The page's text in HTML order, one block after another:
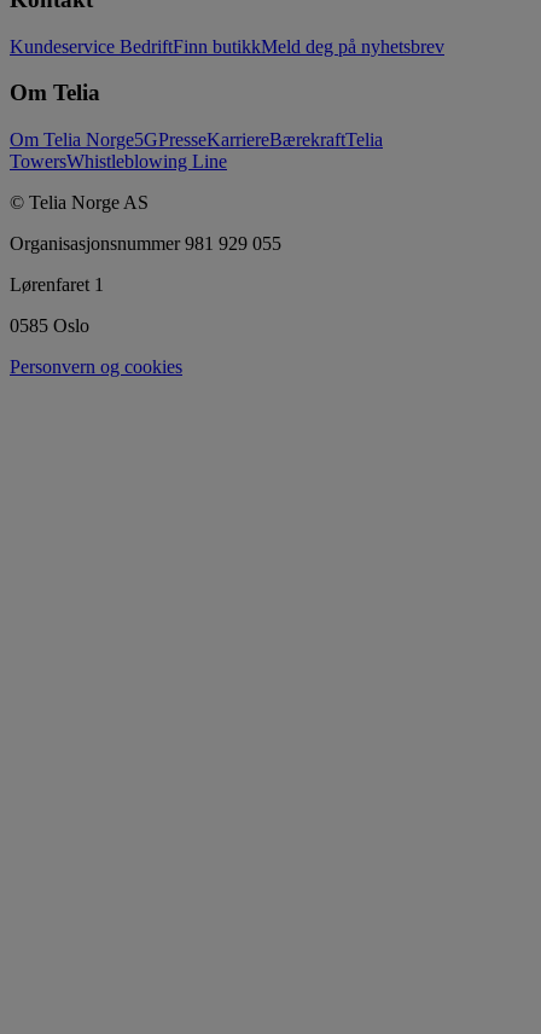
Kundeservice BedriftFinn butikkMeld deg på nyhetsbrev
Om Telia
Om Telia Norge5GPresseKarriereBærekraftTelia
TowersWhistleblowing Line
© Telia Norge AS
Organisasjonsnummer 981 929 055
Lørenfaret 1
0585 Oslo
Personvern og cookies